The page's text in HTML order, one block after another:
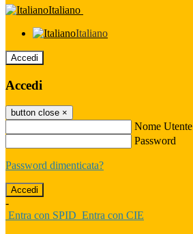
Italiano
Italiano
Accedi
Accedi
button close ×
Nome Utente
Password
Password dimenticata?
-
Entra con SPID Entra con CIE